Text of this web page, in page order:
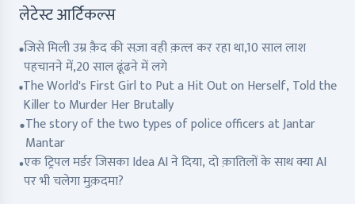
लेटेस्ट आर्टिकल्स
जिसे मिली उम्र क़ैद की सज़ा वही क़त्ल कर रहा था,10 साल लाश
पहचानने में,20 साल ढूंढने में लगे
The World's First Girl to Put a Hit Out on Herself, Told the
Killer to Murder Her Brutally
The story of the two types of police officers at Jantar
Mantar
एक ट्रिपल मर्डर जिसका Idea AI ने दिया, दो क़ातिलों के साथ क्या AI
पर भी चलेगा मुक़दमा?